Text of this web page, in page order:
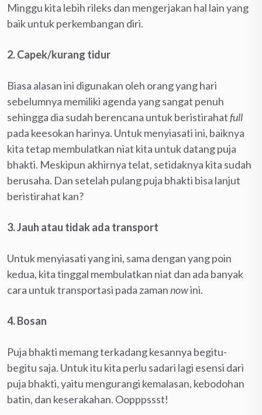
Minggu kita lebih rileks dan mengerjakan hal lain yang
baik untuk perkembangan diri.
2. Capek/kurang tidur
Biasa alasan ini digunakan oleh orang yang hari
sebelumnya memiliki agenda yang sangat penuh
sehingga dia sudah berencana untuk beristirahatfull
pada keesokan harinya. Untuk menyiasati ini, baiknya
kita tetap membulatkan niat kita untuk datang puja
bhakti. Meskipun akhirnya telat, setidaknya kita sudah
berusaha. Dan setelah pulang puja bhakti bisa lanjut
beristirahat kan?
3. Jauh atau tidak ada transport
Untuk menyiasati yang ini, sama dengan yang poin
kedua, kita tinggal membulatkan niat dan ada banyak
cara untuk transportasi pada zamannowini.
4. Bosan
Puja bhakti memang terkadang kesannya begitu-
begitu saja. Untuk itu kita perlu sadari lagi esensi dari
puja bhakti, yaitu mengurangi kemalasan, kebodohan
batin, dan keserakahan. Oopppssst!